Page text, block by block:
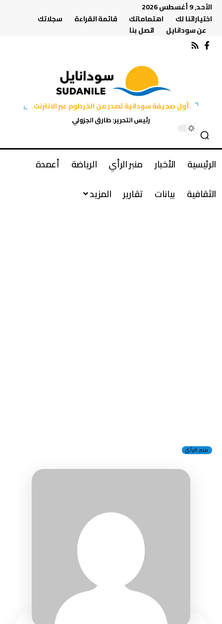
الأحد, 9 أغسطس 2026
اختياراتنا لك
اهتماماتك قائمة القراءة
سجلاتك
عن سودانايل
اتصل بنا
أول صحيفة سودانية تصدر من الخرطوم عبر الانترنت
رئيس التحرير: طارق الجزولي
الرئيسية الأخبار منبر الرأي الرياضة
أعمدة
الثقافية
بيانات تقارير المزيد
منبر الرأي